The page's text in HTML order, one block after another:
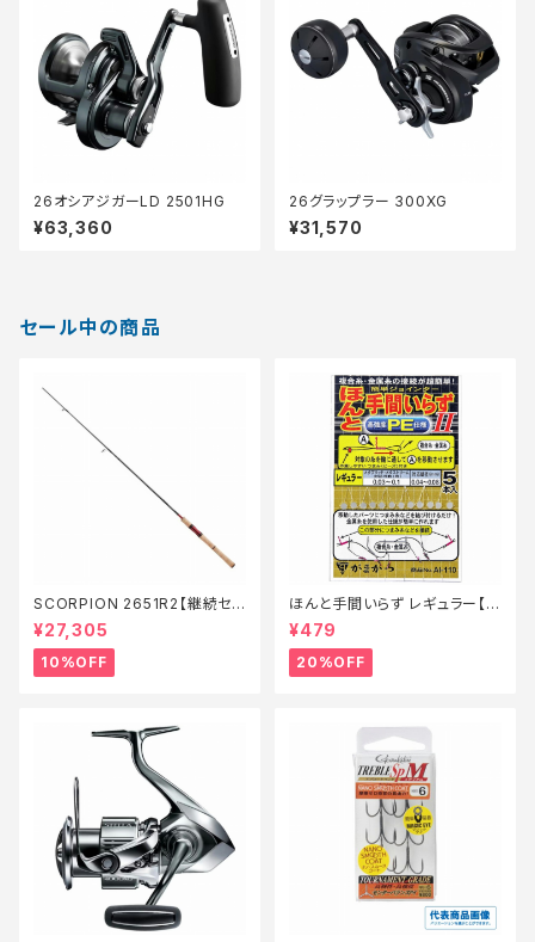
26オシアジガーLD 2501HG
¥63,360
26グラップラー 300XG
¥31,570
セール中の商品
SCORPION 2651R2【継続セ
ール_ロッド】【10】
¥27,305
10%OFF
ほんと手間いらず レギュラー【特
価仕掛】【20】
¥479
20%OFF